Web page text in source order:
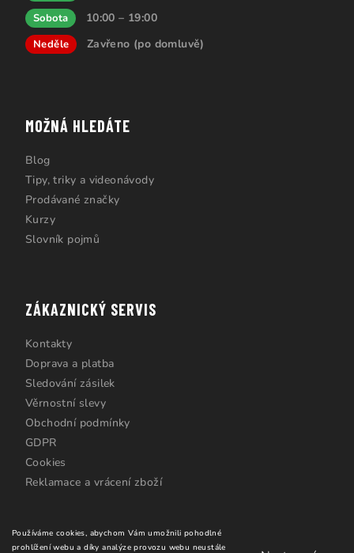
Používáme cookies, abychom Vám umožnili pohodlné
prohlížení webu a díky analýze provozu webu neustále
Sobota 10:00 – 19:00
Neděle Zavřeno (po domluvě)
MOŽNÁ HLEDÁTE
Blog
Tipy, triky a videonávody
Prodávané značky
Kurzy
Slovník pojmů
ZÁKAZNICKÝ SERVIS
Kontakty
Doprava a platba
Sledování zásilek
Věrnostní slevy
Obchodní podmínky
GDPR
Cookies
Reklamace a vrácení zboží